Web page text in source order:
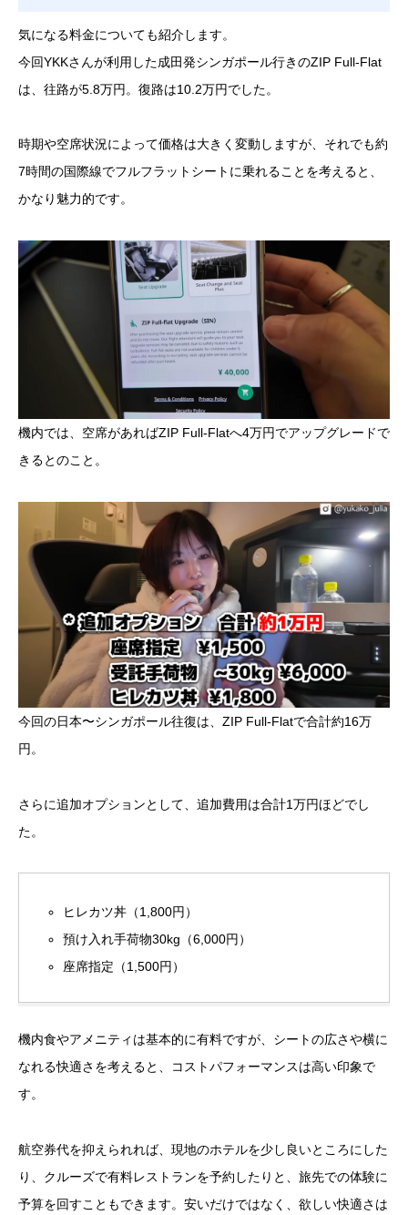
気になる料金についても紹介します。
今回YKKさんが利用した成田発シンガポール行きのZIP Full-Flat
は、往路が5.8万円。復路は10.2万円でした。
時期や空席状況によって価格は大きく変動しますが、それでも約
7時間の国際線でフルフラットシートに乗れることを考えると、
かなり魅力的です。
機内では、空席があればZIP Full-Flatへ4万円でアップグレードで
きるとのこと。
今回の日本〜シンガポール往復は、ZIP Full-Flatで合計約16万
円。
さらに追加オプションとして、追加費用は合計1万円ほどでし
た。
ヒレカツ丼（1,800円）
預け入れ手荷物30kg（6,000円）
座席指定（1,500円）
機内食やアメニティは基本的に有料ですが、シートの広さや横に
なれる快適さを考えると、コストパフォーマンスは高い印象で
す。
航空券代を抑えられれば、現地のホテルを少し良いところにした
り、クルーズで有料レストランを予約したりと、旅先での体験に
予算を回すこともできます。安いだけではなく、欲しい快適さは